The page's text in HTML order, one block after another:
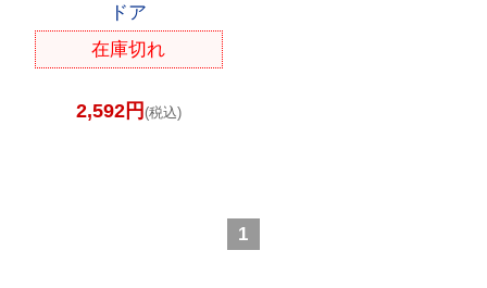
ドア
在庫切れ
2,592円 (税込)
1